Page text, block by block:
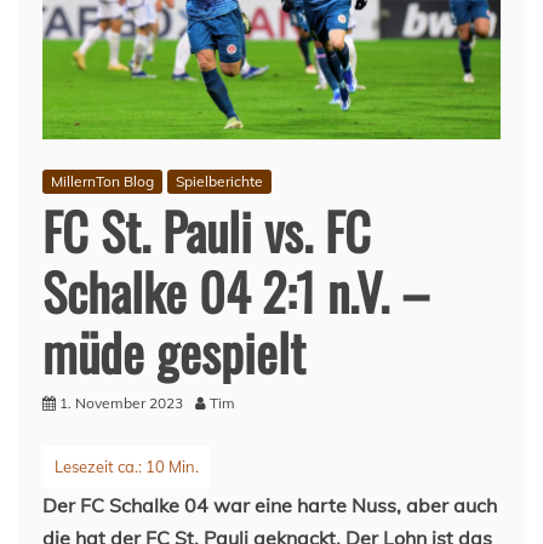
MillernTon Blog Spielberichte
FC St. Pauli vs. FC
Schalke 04 2:1 n.V. –
müde gespielt
1. November 2023 Tim
Der FC Schalke 04 war eine harte Nuss, aber auch
die hat der FC St. Pauli geknackt. Der Lohn ist das